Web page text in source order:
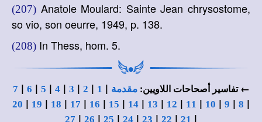
(207) Anatole Moulard: Sainte Jean chrysostome,
so vio, son oeurre, 1949, p. 138.
(208) In Thess, hom. 5.
← تفاسير أصحاحات اللاويين:مقدمة |
1
|
2
|
3
|
4
|
5
|
6
|
7
|
8
|
9
|
10
|
11
|
12
|
13
|
14
|
15
|
16
|
17
|
18
|
19
|
20
|
21
|
22
|
23
|
24
|
25
|
26
|
27